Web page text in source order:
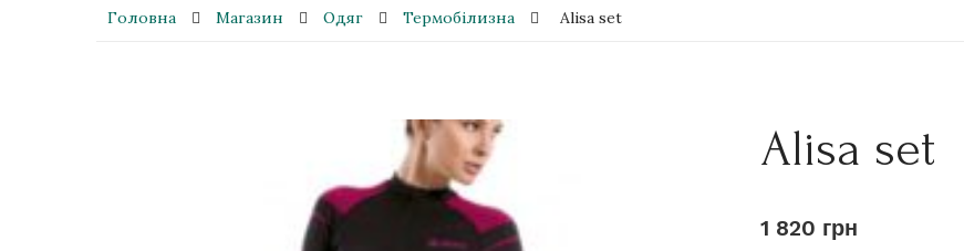
Головна Магазин Одяг Термобілизна Alisa set
Alisa set
1 820 грн